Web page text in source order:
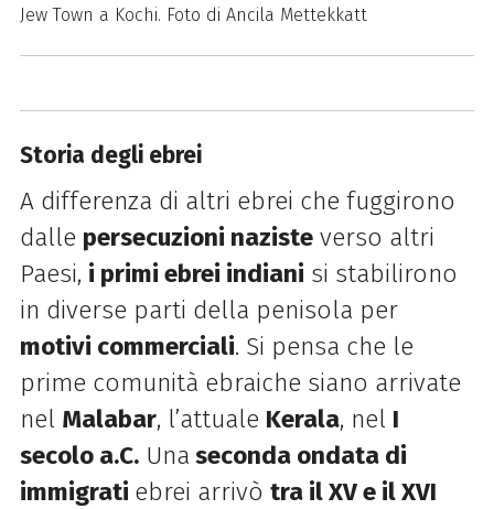
Jew Town a Kochi. Foto di Ancila Mettekkatt
Storia degli ebrei
A differenza di altri ebrei che fuggirono
dalle persecuzioni nazisteverso altri
Paesi, i primi ebrei indiani si stabilirono
in diverse parti della penisola per
motivi commerciali. Si pensa che le
prime comunità ebraiche siano arrivate
nel Malabar, l’attuale Kerala, nel I
secolo a.C.Una seconda ondata di
immigrati ebrei arrivò tra il XV e il XVI